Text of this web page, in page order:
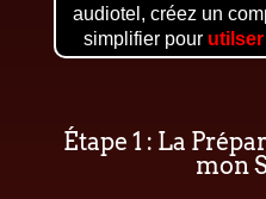
audiotel, créez un
simplifier pour
Étape 1 : La
mon